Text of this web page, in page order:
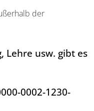
der
Lehre usw. gibt es
0002-1230-